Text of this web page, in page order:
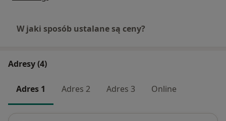
W jaki sposób ustalane są ceny?
Adresy (4)
Adres 1 Adres 2 Adres 3 Online